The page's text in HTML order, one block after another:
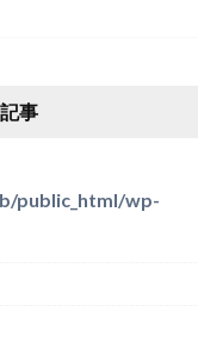
事
public_html/wp-